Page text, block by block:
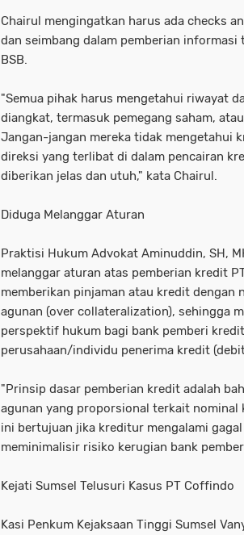
Chairul mengingatkan harus ada checks
dan seimbang dalam pemberian
BSB.
"Semua pihak harus mengetahui riwayat
diangkat, termasuk pemegang saham,
Jangan-jangan mereka tidak mengetahui
direksi yang terlibat di dalam pencairan
diberikan jelas dan utuh," kata Chairul.
Diduga Melanggar Aturan
Praktisi Hukum Advokat Aminuddin, SH,
melanggar aturan atas pemberian kredit
memberikan pinjaman atau kredit dengan
agunan (over collateralization), sehingga
perspektif hukum bagi bank pemberi
perusahaan/individu penerima kredit
"Prinsip dasar pemberian kredit adalah
agunan yang proporsional terkait nominal
ini bertujuan jika kreditur mengalami
meminimalisir risiko kerugian bank
Kejati Sumsel Telusuri Kasus PT Coffindo
Kasi Penkum Kejaksaan Tinggi Sumsel